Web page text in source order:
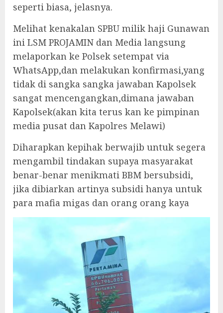
seperti biasa, jelasnya.
Melihat kenakalan SPBU milik haji Gunawan
ini LSM PROJAMIN dan Media langsung
melaporkan ke Polsek setempat via
WhatsApp,dan melakukan konfirmasi,yang
tidak di sangka sangka jawaban Kapolsek
sangat mencengangkan,dimana jawaban
Kapolsek(akan kita terus kan ke pimpinan
media pusat dan Kapolres Melawi)
Diharapkan kepihak berwajib untuk segera
mengambil tindakan supaya masyarakat
benar-benar menikmati BBM bersubsidi,
jika dibiarkan artinya subsidi hanya untuk
para mafia migas dan orang orang kaya